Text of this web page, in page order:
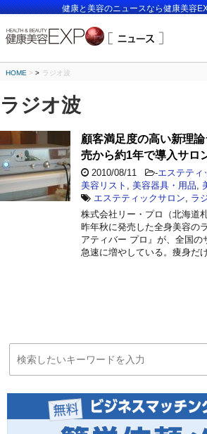
健康と美容のニュースなら健康美容
HOME > ラジオ波
ラジオ波
顧客満足度の高い新理
売から約1年で導入サロ
2010/08/11 -エステティ
美容リスト
美容器具・用品
エステティックサロン
ラ
株式会社リー・プロ（北海道
昨年秋に発売した全身美容の
アティバー プロ』が、全国の
急速に増やしている。痩身だ